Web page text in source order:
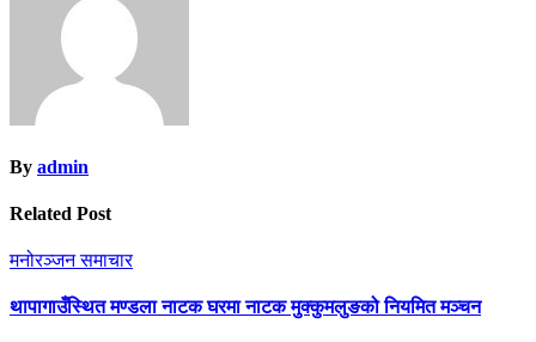
By admin
Related Post
मनोरञ्जनसमाचार
थापागाउँस्थित मण्डला नाटक घरमा नाटक मुक्कुमलुङको नियमित मञ्चन